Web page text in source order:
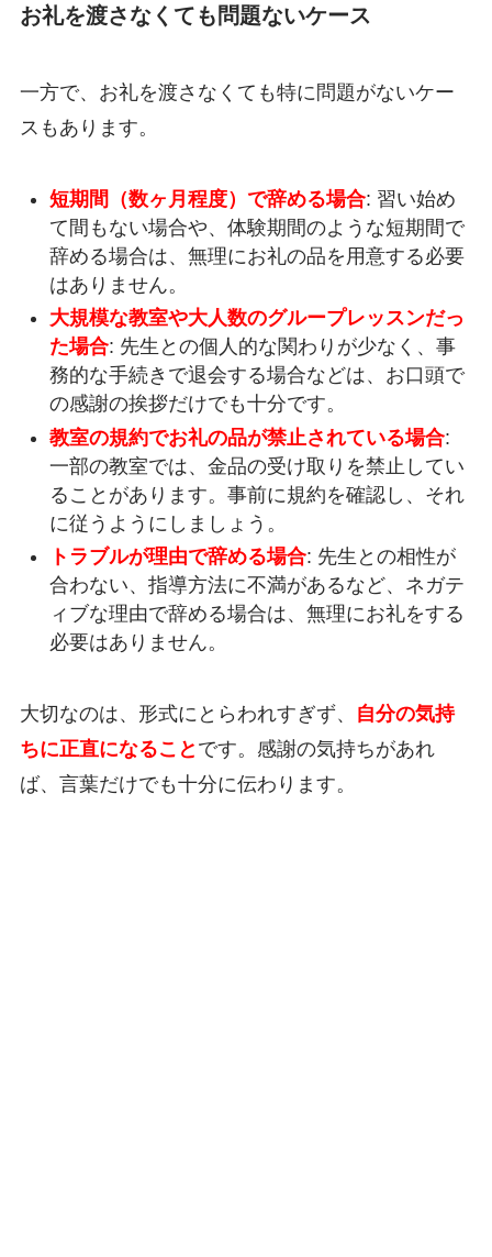
お礼を渡さなくても問題ないケース
一方で、お礼を渡さなくても特に問題がないケー
スもあります。
短期間（数ヶ月程度）で辞める場合: 習い始め
て間もない場合や、体験期間のような短期間で
辞める場合は、無理にお礼の品を用意する必要
はありません。
大規模な教室や大人数のグループレッスンだっ
た場合: 先生との個人的な関わりが少なく、事
務的な手続きで退会する場合などは、お口頭で
の感謝の挨拶だけでも十分です。
教室の規約でお礼の品が禁止されている場合:
一部の教室では、金品の受け取りを禁止してい
ることがあります。事前に規約を確認し、それ
に従うようにしましょう。
トラブルが理由で辞める場合: 先生との相性が
合わない、指導方法に不満があるなど、ネガテ
ィブな理由で辞める場合は、無理にお礼をする
必要はありません。
大切なのは、形式にとらわれすぎず、
自分の気持
ちに正直になること です。感謝の気持ちがあれ
ば、言葉だけでも十分に伝わります。